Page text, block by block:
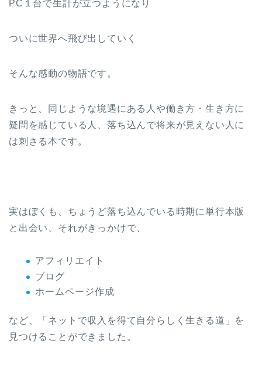
PC１台で生計が立つようになり
ついに世界へ飛び出していく
そんな感動の物語です。
きっと、同じような境遇にある人や働き方・生き方に
疑問を感じている人、落ち込んで将来が見えない人に
は刺さる本です。
実はぼくも、ちょうど落ち込んでいる時期に単行本版
と出会い、それがきっかけで、
アフィリエイト
ブログ
ホームページ作成
など、「ネットで収入を得て自分らしく生きる道」を
見つけることができました。